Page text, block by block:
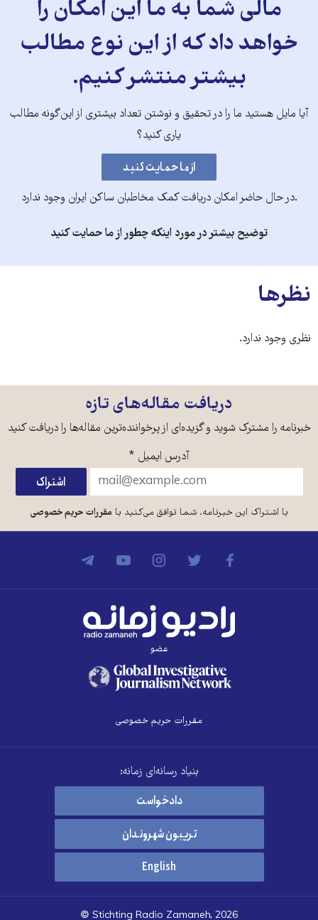
مالی شما به ما این امکان را
خواهد داد که از این نوع مطالب
بیشتر منتشر کنیم.
آیا مایل هستید ما را در تحقیق و نوشتن تعداد بیشتری از این‌گونه مطالب
یاری کنید؟
.در حال حاضر امکان دریافت کمک مخاطبان ساکن ایران وجود ندارد
توضیح بیشتر در مورد اینکه چطور از ما حمایت کنید
نظرها
نظری وجود ندارد.
دریافت مقاله‌های تازه
خبرنامه را مشترک شوید و گزیده‌ای از پرخواننده‌ترین مقاله‌ها را دریافت کنید
آدرس ایمیل *
با اشتراک این خبرنامه، شما توافق می‌کنید بامقررات حریم خصوصی
عضو
مقررات حریم خصوصی
بنیاد رسانه‌ای زمانه:
دادخواست
تریبون شهروندان
English
© Stichting Radio Zamaneh, 2026